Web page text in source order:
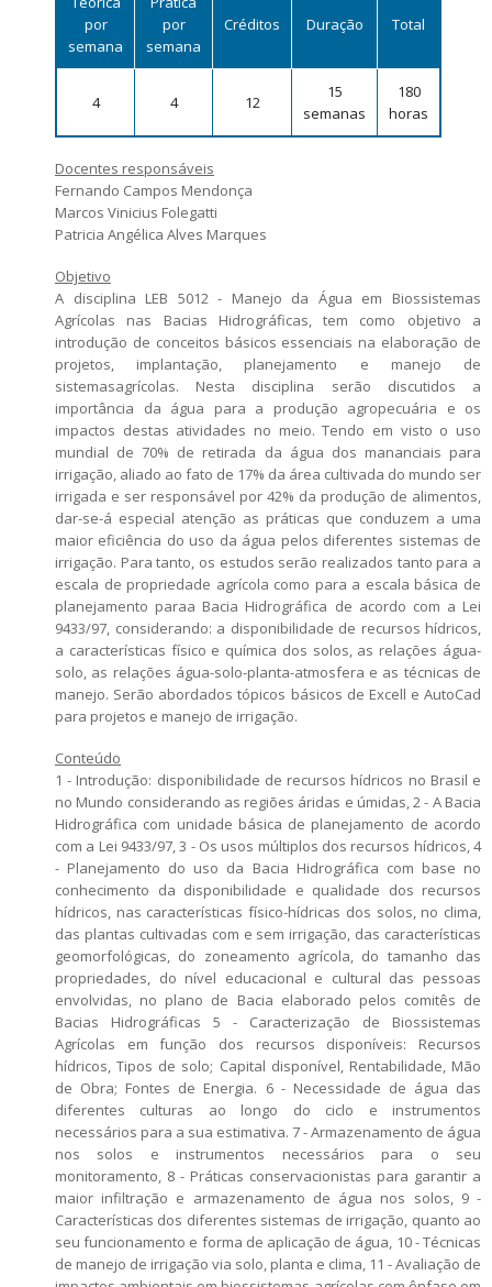
Número de vagas
Candidatos estrangeiros
Resultado da seleção
Critérios para concessão de bolsas
por
semana
por
semana
Créditos Duração Total
4 4 12
15
semanas
180
horas
Docentes responsáveis
Fernando Campos Mendonça
Marcos Vinicius Folegatti
Patricia Angélica Alves Marques
Objetivo
A disciplina LEB 5012 - Manejo da Água em Biossistemas
Agrícolas nas Bacias Hidrográficas, tem como objetivo a
introdução de conceitos básicos essenciais na elaboração de
projetos, implantação, planejamento e manejo de
sistemasagrícolas. Nesta disciplina serão discutidos a
importância da água para a produção agropecuária e os
impactos destas atividades no meio. Tendo em visto o uso
mundial de 70% de retirada da água dos mananciais para
irrigação, aliado ao fato de 17% da área cultivada do mundo ser
irrigada e ser responsável por 42% da produção de alimentos,
dar-se-á especial atenção as práticas que conduzem a uma
maior eficiência do uso da água pelos diferentes sistemas de
irrigação. Para tanto, os estudos serão realizados tanto para a
escala de propriedade agrícola como para a escala básica de
planejamento paraa Bacia Hidrográfica de acordo com a Lei
9433/97, considerando: a disponibilidade de recursos hídricos,
a características físico e química dos solos, as relações água-
solo, as relações água-solo-planta-atmosfera e as técnicas de
manejo. Serão abordados tópicos básicos de Excell e AutoCad
para projetos e manejo de irrigação.
Conteúdo
1 - Introdução: disponibilidade de recursos hídricos no Brasil e
no Mundo considerando as regiões áridas e úmidas, 2 - A Bacia
Hidrográfica com unidade básica de planejamento de acordo
com a Lei 9433/97, 3 - Os usos múltiplos dos recursos hídricos, 4
- Planejamento do uso da Bacia Hidrográfica com base no
conhecimento da disponibilidade e qualidade dos recursos
hídricos, nas características físico-hídricas dos solos, no clima,
das plantas cultivadas com e sem irrigação, das características
geomorfológicas, do zoneamento agrícola, do tamanho das
propriedades, do nível educacional e cultural das pessoas
envolvidas, no plano de Bacia elaborado pelos comitês de
Bacias Hidrográficas 5 - Caracterização de Biossistemas
Agrícolas em função dos recursos disponíveis: Recursos
hídricos, Tipos de solo; Capital disponível, Rentabilidade, Mão
de Obra; Fontes de Energia. 6 - Necessidade de água das
diferentes culturas ao longo do ciclo e instrumentos
necessários para a sua estimativa. 7 - Armazenamento de água
nos solos e instrumentos necessários para o seu
monitoramento, 8 - Práticas conservacionistas para garantir a
maior infiltração e armazenamento de água nos solos, 9 -
Características dos diferentes sistemas de irrigação, quanto ao
seu funcionamento e forma de aplicação de água, 10 - Técnicas
de manejo de irrigação via solo, planta e clima, 11 - Avaliação de